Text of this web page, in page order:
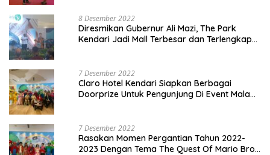
8 Desember 2022
Diresmikan Gubernur Ali Mazi, The Park
Kendari Jadi Mall Terbesar dan Terlengkap
7 Desember 2022
Claro Hotel Kendari Siapkan Berbagai
Doorprize Untuk Pengunjung Di Event Malam
7 Desember 2022
Rasakan Momen Pergantian Tahun 2022-
2023 Dengan Tema The Quest Of Mario Bros